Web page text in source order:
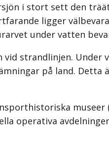
i stort sett den
ligger
under vatten
strandlinjen.
på land.
operativa